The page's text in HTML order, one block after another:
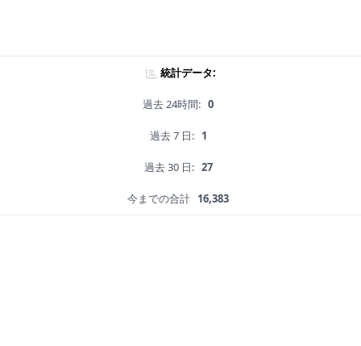
統計データ:
過去 24時間: 0
過去 7 日: 1
過去 30 日: 27
今までの合計 16,383